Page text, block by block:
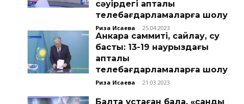
сәуірдегі апталық
телебағдарламаларға шолу
Риза Исаева - 25.04.2023
Анкара саммиті, сайлау, су
басты: 13-19 наурыздағы
апталық
телебағдарламаларға шолу
Риза Исаева - 21.03.2023
Балта ұстаған бала, «сандық